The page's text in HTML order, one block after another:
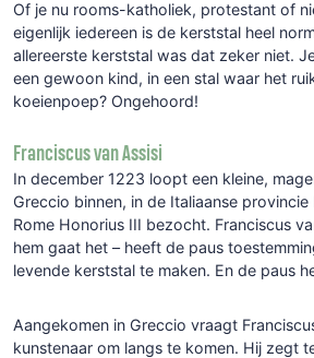
Of je nu rooms-katholiek, protestant of
eigenlijk iedereen is de kerststal heel
allereerste kerststal was dat zeker niet.
een gewoon kind, in een stal waar het
koeienpoep? Ongehoord!
Franciscus van Assisi
In december 1223 loopt een kleine,
Greccio binnen, in de Italiaanse provincie
Rome Honorius III bezocht. Franciscus
hem gaat het – heeft de paus
levende kerststal te maken. En de paus
Aangekomen in Greccio vraagt
kunstenaar om langs te komen. Hij zegt